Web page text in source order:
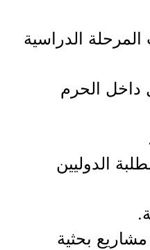
الدراسية
داخل الحرم
الدوليين
بحثية